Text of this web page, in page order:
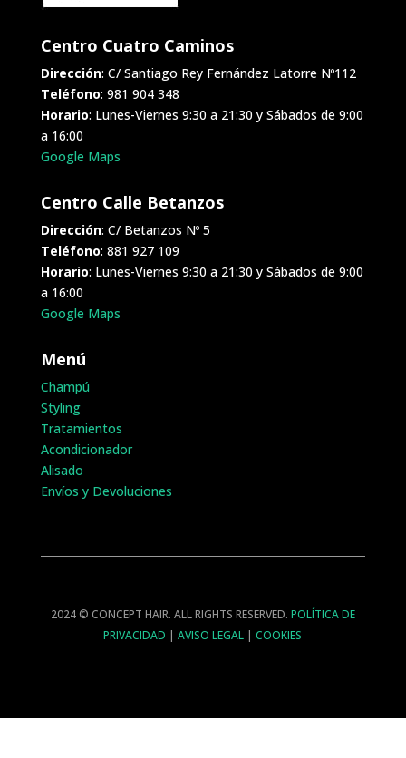
Centro Cuatro Caminos
Dirección: C/ Santiago Rey Fernández Latorre Nº112
Teléfono: 981 904 348
Horario: Lunes-Viernes 9:30 a 21:30 y Sábados de 9:00
a 16:00
Google Maps
Centro Calle Betanzos
Dirección: C/ Betanzos Nº 5
Teléfono: 881 927 109
Horario: Lunes-Viernes 9:30 a 21:30 y Sábados de 9:00
a 16:00
Google Maps
Menú
Champú
Styling
Tratamientos
Acondicionador
Alisado
Envíos y Devoluciones
2024 © CONCEPT HAIR. ALL RIGHTS RESERVED. POLÍTICA DE
PRIVACIDAD |AVISO LEGAL |COOKIES